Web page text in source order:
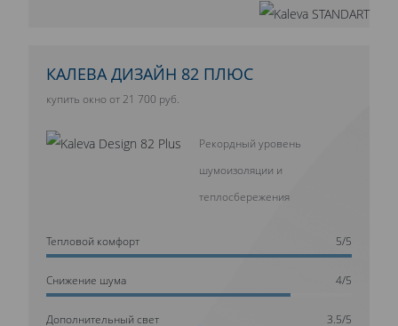
КАЛЕВА ДИЗАЙН 82 ПЛЮС
купить окно от 21 700 руб.
Рекордный уровень
шумоизоляции и
теплосбережения
Тепловой комфорт 5/5
Cнижение шума 4/5
Дополнительный свет 3.5/5